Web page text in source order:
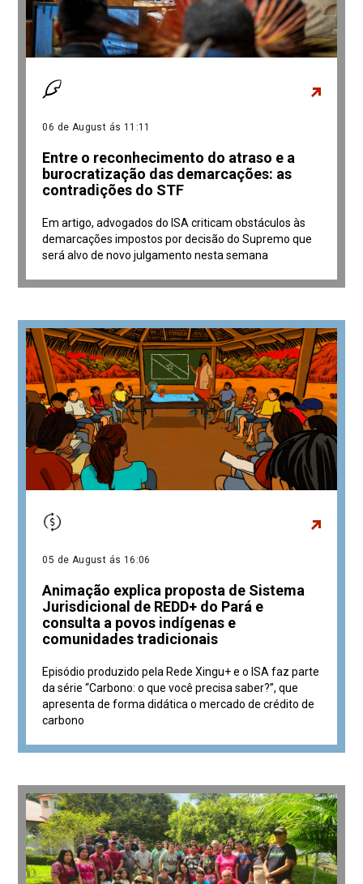
06 de August ás 11:11
Entre o reconhecimento do atraso e a
burocratização das demarcações: as
contradições do STF
Em artigo, advogados do ISA criticam obstáculos às
demarcações impostos por decisão do Supremo que
será alvo de novo julgamento nesta semana
05 de August ás 16:06
Animação explica proposta de Sistema
Jurisdicional de REDD+ do Pará e
consulta a povos indígenas e
comunidades tradicionais
Episódio produzido pela Rede Xingu+ e o ISA faz parte
da série “Carbono: o que você precisa saber?”, que
apresenta de forma didática o mercado de crédito de
carbono